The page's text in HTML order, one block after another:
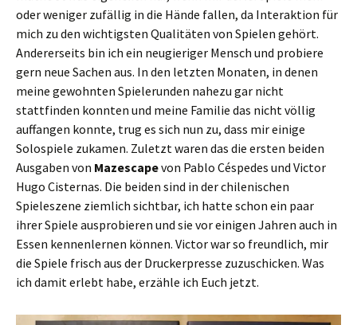
oder weniger zufällig in die Hände fallen, da Interaktion für
mich zu den wichtigsten Qualitäten von Spielen gehört.
Andererseits bin ich ein neugieriger Mensch und probiere
gern neue Sachen aus. In den letzten Monaten, in denen
meine gewohnten Spielerunden nahezu gar nicht
stattfinden konnten und meine Familie das nicht völlig
auffangen konnte, trug es sich nun zu, dass mir einige
Solospiele zukamen. Zuletzt waren das die ersten beiden
Ausgaben von Mazescapevon Pablo Céspedes und Victor
Hugo Cisternas. Die beiden sind in der chilenischen
Spieleszene ziemlich sichtbar, ich hatte schon ein paar
ihrer Spiele ausprobieren und sie vor einigen Jahren auch in
Essen kennenlernen können. Victor war so freundlich, mir
die Spiele frisch aus der Druckerpresse zuzuschicken. Was
ich damit erlebt habe, erzähle ich Euch jetzt.